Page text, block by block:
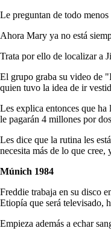
Le preguntan de todo
Ahora Mary ya no está
Trata por ello de localizar a
El grupo graba su video de
quien tuvo la idea de ir
Les explica entonces que
le pagarán 4 millones por
Les dice que la rutina les
necesita más de lo que
Múnich 1984
Freddie trabaja en su disco
Etiopía que será televisado,
Empieza además a echar